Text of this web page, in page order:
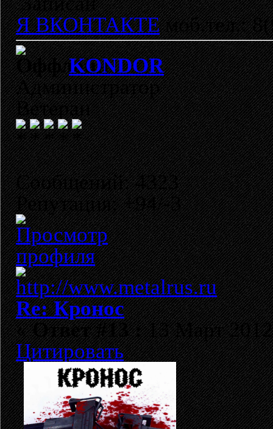
Я ВКОНТАКТЕмоб.тел.:
KONDOR
Администратор
Ветеран
Сообщений: 4323
Репутация: +94/-3
Re: Кронос
«Ответ #13 :13 Март
Цитировать